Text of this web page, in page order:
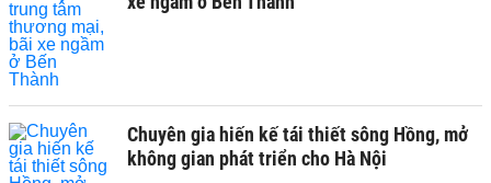
Chuyên gia hiến kế tái thiết sông Hồng, mở
không gian phát triển cho Hà Nội